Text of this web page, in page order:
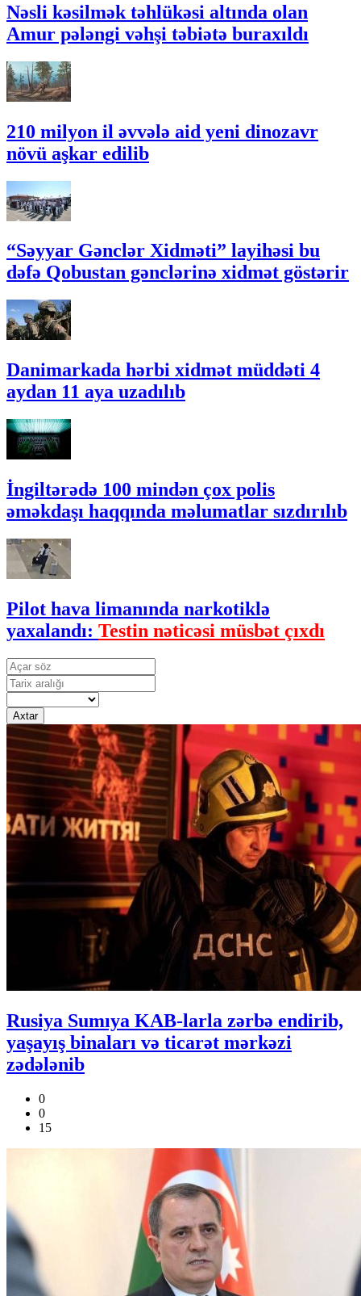
Nəsli kəsilmək təhlükəsi altında olan
Amur pələngi vəhşi təbiətə buraxıldı
210 milyon il əvvələ aid yeni dinozavr
növü aşkar edilib
“Səyyar Gənclər Xidməti” layihəsi bu
dəfə Qobustan gənclərinə xidmət göstərir
Danimarkada hərbi xidmət müddəti 4
aydan 11 aya uzadılıb
İngiltərədə 100 mindən çox polis
əməkdaşı haqqında məlumatlar sızdırılıb
Pilot hava limanında narkotiklə
yaxalandı: Testin nəticəsi müsbət çıxdı
Axtar
Rusiya Sumıya KAB-larla zərbə endirib,
yaşayış binaları və ticarət mərkəzi
zədələnib
0
0
15